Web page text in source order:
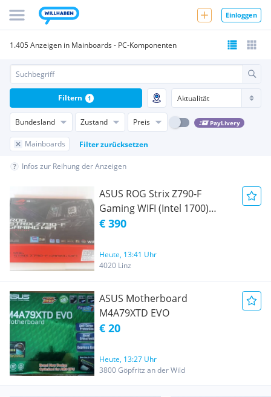
Einloggen
1.405 Anzeigen in Mainboards - PC-Komponenten
Bundesland Zustand Preis PayLivery
Mainboards Filter zurücksetzen
Filtern 1
Infos zur Reihung der Anzeigen
ASUS ROG Strix Z790-F
Gaming WIFI (Intel 1700)
(90MB1CP0-M0EAY0)
€ 390
Heute, 13:41 Uhr
4020 Linz
ASUS Motherboard
M4A79XTD EVO
€ 20
Heute, 13:27 Uhr
3800 Göpfritz an der Wild